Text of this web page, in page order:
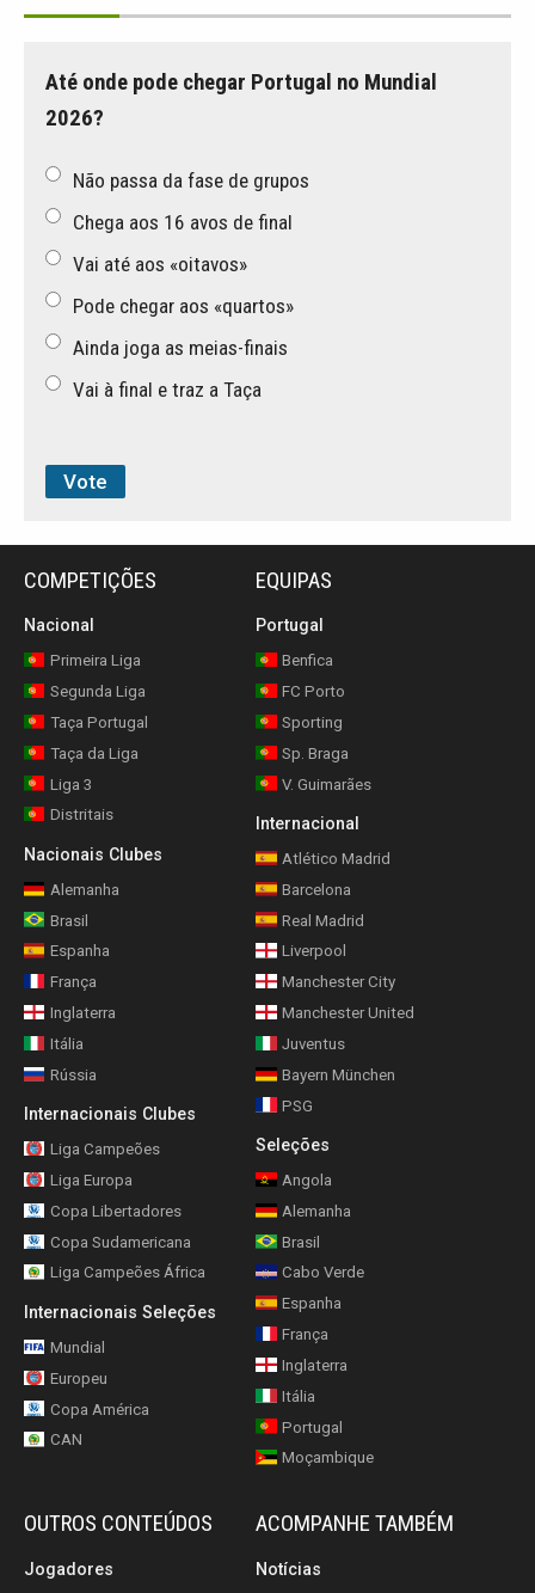
Até onde pode chegar Portugal no Mundial
2026?
Não passa da fase de grupos
Chega aos 16 avos de final
Vai até aos «oitavos»
Pode chegar aos «quartos»
Ainda joga as meias-finais
Vai à final e traz a Taça
COMPETIÇÕES
Nacional
Primeira Liga
Segunda Liga
Taça Portugal
Taça da Liga
Liga 3
Distritais
Nacionais Clubes
Alemanha
Brasil
Espanha
França
Inglaterra
Itália
Rússia
Internacionais Clubes
Liga Campeões
Liga Europa
Copa Libertadores
Copa Sudamericana
Liga Campeões África
Internacionais Seleções
Mundial
Europeu
Copa América
CAN
EQUIPAS
Portugal
Benfica
FC Porto
Sporting
Sp. Braga
V. Guimarães
Internacional
Atlético Madrid
Barcelona
Real Madrid
Liverpool
Manchester City
Manchester United
Juventus
Bayern München
PSG
Seleções
Angola
Alemanha
Brasil
Cabo Verde
Espanha
França
Inglaterra
Itália
Portugal
Moçambique
OUTROS CONTEÚDOS
Jogadores
ACOMPANHE TAMBÉM
Notícias